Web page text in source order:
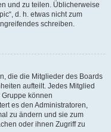
und zu teilen. Üblicherweise
d. h. etwas nicht zum
schreiben.
die die Mitglieder des Boards
aufteilt. Jedes Mitglied
können
es den Administratoren,
zu ändern und sie zum
oder ihnen Zugriff zu